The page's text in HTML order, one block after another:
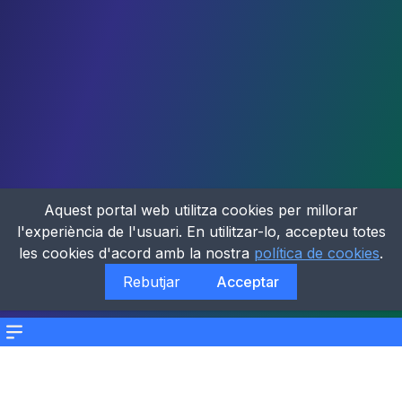
Menu
Aquest portal web utilitza cookies per millorar
l'experiència de l'usuari. En utilitzar-lo, accepteu totes
les cookies d'acord amb la nostra política de cookies.
Rebutjar
Acceptar